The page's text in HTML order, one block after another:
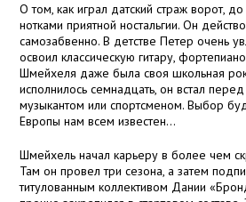
О том, как играл датский страж ворот,
нотками приятной ностальгии. Он
самозабвенно. В детстве Петер очень
освоил классическую гитару,
Шмейхеля даже была своя школьная
исполнилось семнадцать, он встал
музыкантом или спортсменом. Выбор
Европы нам всем известен…
Шмейхель начал карьеру в более чем
Там он провел три сезона, а затем
титулованным коллективом Дании